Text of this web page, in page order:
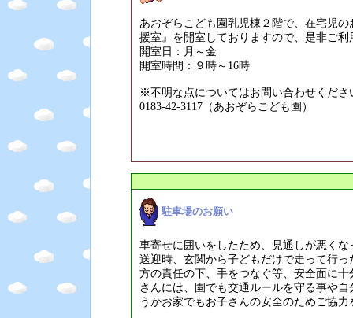
あおぞらこども園乳児棟２階で、在宅児
援室』を開室しておりますので、是非ご利
開室日：月～金
開室時間：９時～16時
※不明な点についてはお問い合わせくださ
0183-42-3117（あおぞらこども園）
駐車場のお願い
車寄せに囲いをしたため、見通しが悪くな
送迎時、玄関から子どもだけで走って行
方の責任の下、手をつなぐ等、安全面に
さんには、園でも交通ルールを守る事や
うかお家でもお子さんの安全のためご協